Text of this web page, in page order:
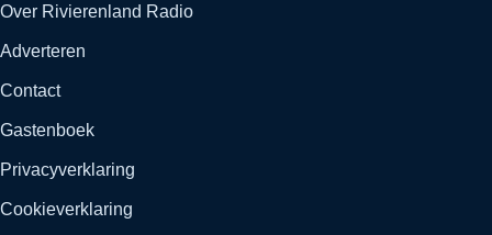
Over Rivierenland Radio
Adverteren
Contact
Gastenboek
Privacyverklaring
Cookieverklaring